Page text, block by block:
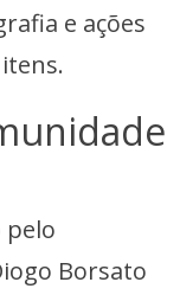
e ações
pelo
Borsato